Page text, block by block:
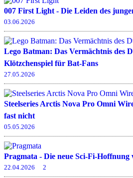
007 First Light - Die Leiden des
03.06.2026
Lego Batman: Das Vermächtnis des
Klötzchenspiel für Bat-Fans
27.05.2026
Steelseries Arctis Nova Pro Omni
fast nicht
05.05.2026
Pragmata - Die neue Sci-Fi-Hoffnung
22.04.2026 2